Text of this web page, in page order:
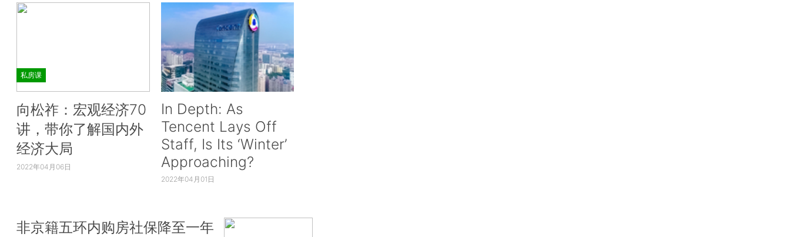
私房课
向松祚：宏观经济70
讲，带你了解国内外
经济大局
2022年04月06日
In Depth: As
Tencent Lays Off
Staff, Is Its ‘Winter’
Approaching?
2022年04月01日
非京籍五环内购房社保降至一年